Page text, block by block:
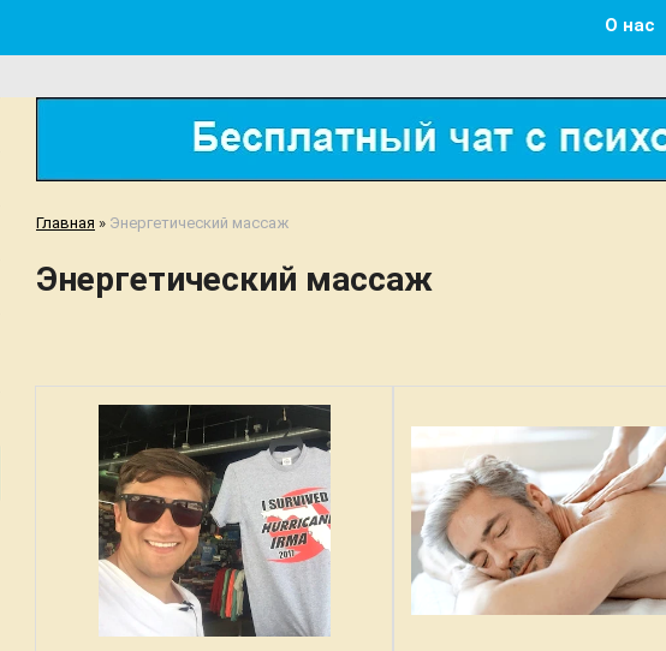
О нас
Главная » Энергетический массаж
Энергетический массаж